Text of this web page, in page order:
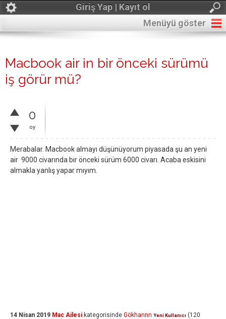
Giriş Yap | Kayıt ol
Menüyü göster
Macbook air in bir önceki sürümü
iş görür mü?
0
oy
Merabalar. Macbook almayı düşünüyorum piyasada şu an yeni
air 9000 civarında bir önceki sürüm 6000 civarı. Acaba eskisini
almakla yanlış yapar mıyım.
14 Nisan 2019 Mac Ailesi kategorisinde Gökhannn Yeni Kullanıcı (120